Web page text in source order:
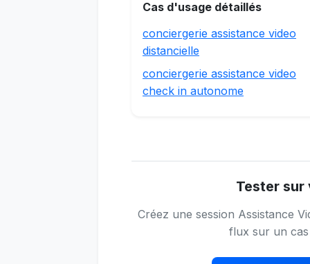
Cas d'usage détaillés
conciergerie assistance video
distancielle
conciergerie assistance video
check in autonome
Tester sur
Créez une session Assistance
flux sur un